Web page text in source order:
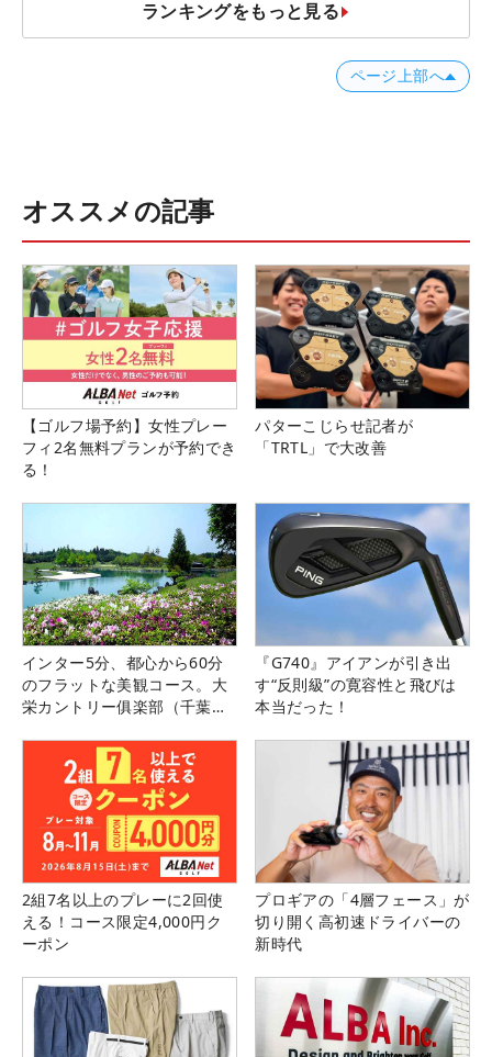
ランキングをもっと見る
ページ上部へ
オススメの記事
【ゴルフ場予約】女性プレー
フィ2名無料プランが予約でき
る！
パターこじらせ記者が
「TRTL」で大改善
インター5分、都心から60分
のフラットな美観コース。大
栄カントリー俱楽部（千葉
『G740』アイアンが引き出
す“反則級”の寛容性と飛びは
本当だった！
2組7名以上のプレーに2回使
える！コース限定4,000円ク
ーポン
プロギアの「4層フェース」が
切り開く高初速ドライバーの
新時代